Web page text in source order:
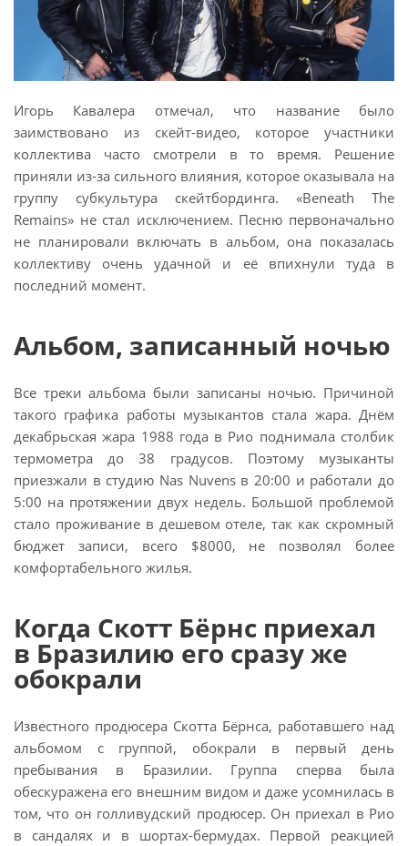
Игорь Кавалера отмечал, что название было
заимствовано из скейт-видео, которое участники
коллектива часто смотрели в то время. Решение
приняли из-за сильного влияния, которое оказывала на
группу субкультура скейтбординга. «Beneath The
Remains» не стал исключением. Песню первоначально
не планировали включать в альбом, она показалась
коллективу очень удачной и её впихнули туда в
последний момент.
Альбом, записанный ночью
Все треки альбома были записаны ночью. Причиной
такого графика работы музыкантов стала жара. Днём
декабрьская жара 1988 года в Рио поднимала столбик
термометра до 38 градусов. Поэтому музыканты
приезжали в студию Nas Nuvens в 20:00 и работали до
5:00 на протяжении двух недель. Большой проблемой
стало проживание в дешевом отеле, так как скромный
бюджет записи, всего $8000, не позволял более
комфортабельного жилья.
Когда Скотт Бёрнс приехал
в Бразилию его сразу же
обокрали
Известного продюсера Скотта Бёрнса, работавшего над
альбомом с группой, обокрали в первый день
пребывания в Бразилии. Группа сперва была
обескуражена его внешним видом и даже усомнилась в
том, что он голливудский продюсер. Он приехал в Рио
в сандалях и в шортах-бермудах. Первой реакцией